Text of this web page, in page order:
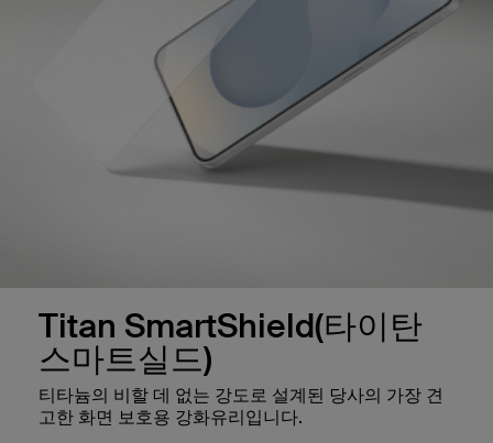
Titan SmartShield(타이탄
스마트실드)
티타늄의 비할 데 없는 강도로 설계된 당사의 가장 견
고한 화면 보호용 강화유리입니다.